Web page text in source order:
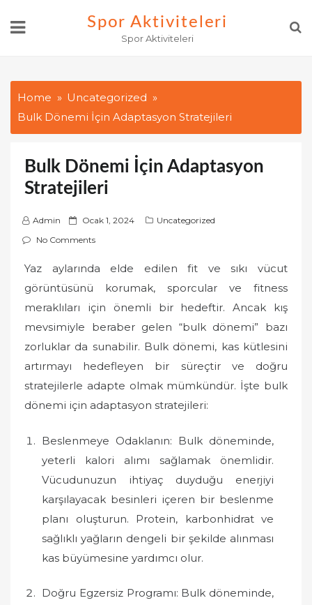
Spor Aktiviteleri
Spor Aktiviteleri
Home
Uncategorized
Bulk Dönemi İçin Adaptasyon Stratejileri
Bulk Dönemi İçin Adaptasyon
Stratejileri
Admin
P
o
t
e
d
Ocak 1, 2024
Uncategorized
No Comments
Yaz aylarında elde edilen fit ve sıkı vücut
görüntüsünü korumak, sporcular ve fitness
meraklıları için önemli bir hedeftir. Ancak kış
mevsimiyle beraber gelen “bulk dönemi” bazı
zorluklar da sunabilir. Bulk dönemi, kas kütlesini
artırmayı hedefleyen bir süreçtir ve doğru
stratejilerle adapte olmak mümkündür. İşte bulk
dönemi için adaptasyon stratejileri:
Beslenmeye Odaklanın: Bulk döneminde,
yeterli kalori alımı sağlamak önemlidir.
Vücudunuzun ihtiyaç duyduğu enerjiyi
karşılayacak besinleri içeren bir beslenme
planı oluşturun. Protein, karbonhidrat ve
sağlıklı yağların dengeli bir şekilde alınması
kas büyümesine yardımcı olur.
Doğru Egzersiz Programı: Bulk döneminde,